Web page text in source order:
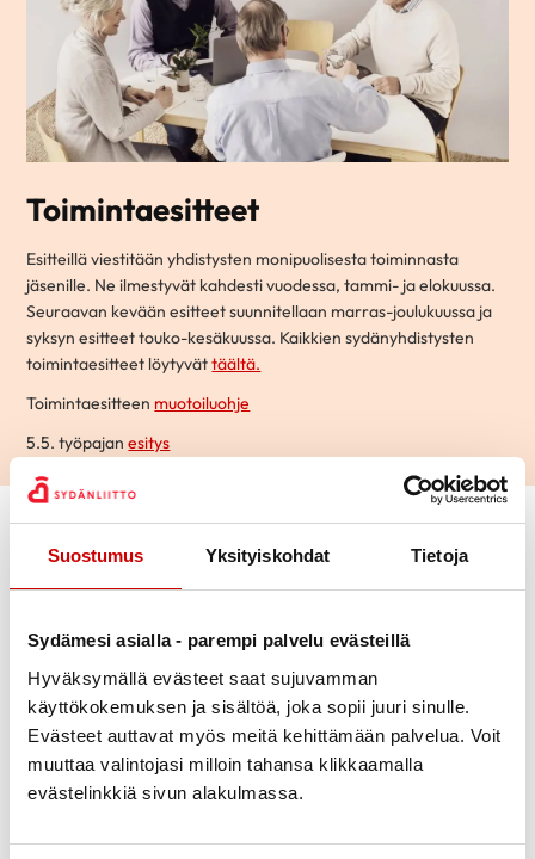
Suostumus Yksityiskohdat Tietoja
Sydämesi asialla - parempi palvelu evästeillä
Hyväksymällä evästeet saat sujuvamman
käyttökokemuksen ja sisältöä, joka sopii juuri sinulle.
Evästeet auttavat myös meitä kehittämään palvelua. Voit
muuttaa valintojasi milloin tahansa klikkaamalla
evästelinkkiä sivun alakulmassa.
Toimintaesitteet
Esitteillä viestitään yhdistysten monipuolisesta toiminnasta
jäsenille. Ne ilmestyvät kahdesti vuodessa, tammi- ja elokuussa.
Seuraavan kevään esitteet suunnitellaan marras-joulukuussa ja
syksyn esitteet touko-kesäkuussa. Kaikkien sydänyhdistysten
toimintaesitteet löytyvättäältä.
Toimintaesitteen muotoiluohje
5.5. työpajanesitys